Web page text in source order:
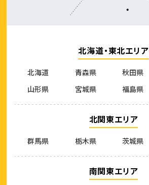
北海道・東北エリア
北海道 青森県 秋田県
山形県
宮城県 福島県
北関東エリア
群馬県 栃木県 茨城県
南関東エリア